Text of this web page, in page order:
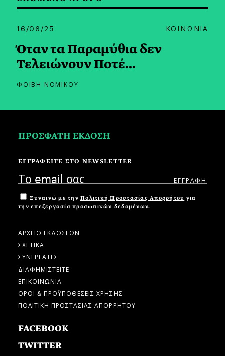
16/06/25 ΚΟΙΝΩΝΙΑ
Όταν τα Παραμύθια δεν
Τελειώνουν Ποτέ...
ΦΟΙΒΗ ΝΟΜΙΚΟΥ
ΠΡΟΣΦΑΤΗ ΕΚΔΟΣΗ
ΕΓΓΡΑΦΕΙΤΕ ΣΤΟ NEWSLETTER
Συναινώ με την Πολιτική Προστασίας Απορρήτου για
την επεξεργασία προσωπικών δεδομένων.
ΑΡΧΕΙΟ ΕΚΔΟΣΕΩΝ
ΣΧΕΤΙΚΑ
ΣΥΝΕΡΓΑΤΕΣ
ΔΙΑΦΗΜΙΣΤΕΙΤΕ
ΕΠΙΚΟΙΝΩΝΙΑ
ΟΡΟΙ & ΠΡΟΫΠΟΘΕΣΕΙΣ ΧΡΗΣΗΣ
ΠΟΛΙΤΙΚΗ ΠΡΟΣΤΑΣΙΑΣ ΑΠΟΡΡΗΤΟΥ
FACEBOOK
TWITTER